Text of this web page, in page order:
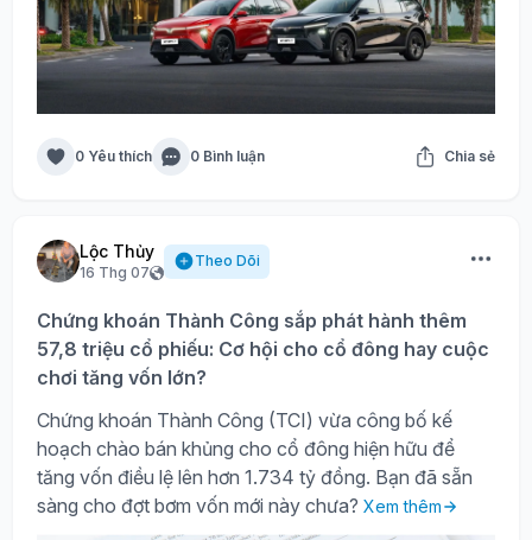
0 Yêu thích 0 Bình luận Chia sẻ
Lộc Thủy
16 Thg 07
Theo Dõi
Chứng khoán Thành Công sắp phát hành thêm
57,8 triệu cổ phiếu: Cơ hội cho cổ đông hay cuộc
chơi tăng vốn lớn?
Chứng khoán Thành Công (TCI) vừa công bố kế
hoạch chào bán khủng cho cổ đông hiện hữu để
tăng vốn điều lệ lên hơn 1.734 tỷ đồng. Bạn đã sẵn
sàng cho đợt bơm vốn mới này chưa? Xem thêm